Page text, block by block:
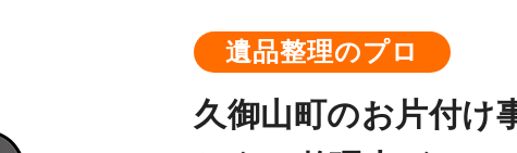
遺品整理のプロ
久御山町のお片付け